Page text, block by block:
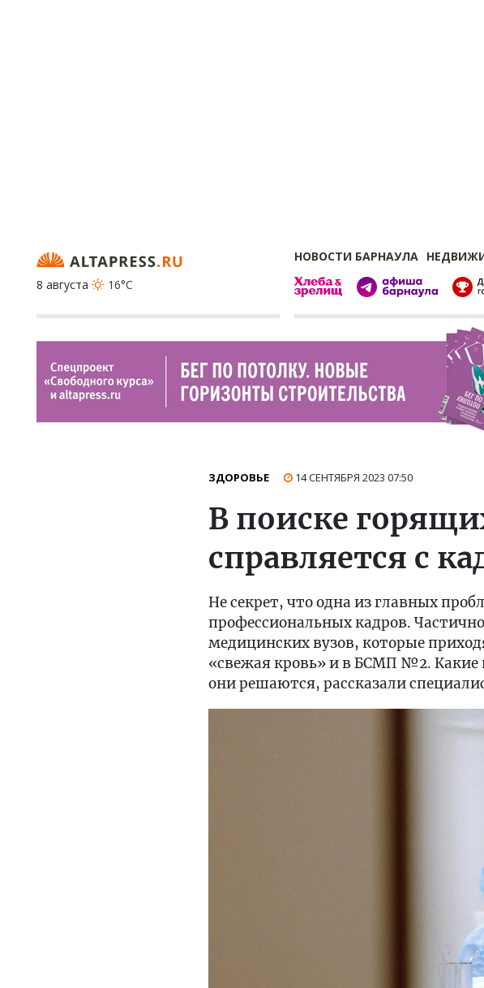
НОВОСТИ БАРНАУЛА
8 августа
16°C
ЗДОРОВЬЕ 14 СЕНТЯБРЯ 2023 07:50
В поиске
справляется с
Не секрет, что одна из главных
профессиональных кадров.
медицинских вузов, которые
«свежая кровь» и в БСМП №2. Какие
они решаются, рассказали